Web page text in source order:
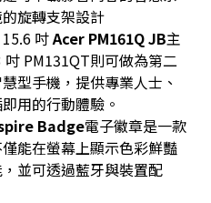
旋轉支架設計
15.6 吋Acer PM161Q JB主
PM131QT則可做為第二
型手機，提供專業人士、
用的行動體驗。
Badge電子徽章是一款
能在螢幕上顯示色彩鮮豔
並可透過藍牙與裝置配